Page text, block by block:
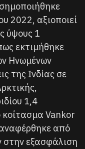
2022, αξιοποιεί
ύψους 1
εκτιμήθηκε
Ηνωμένων
της Ινδίας σε
1,4
κοίτασμα Vankor
από
στην εξασφάλιση